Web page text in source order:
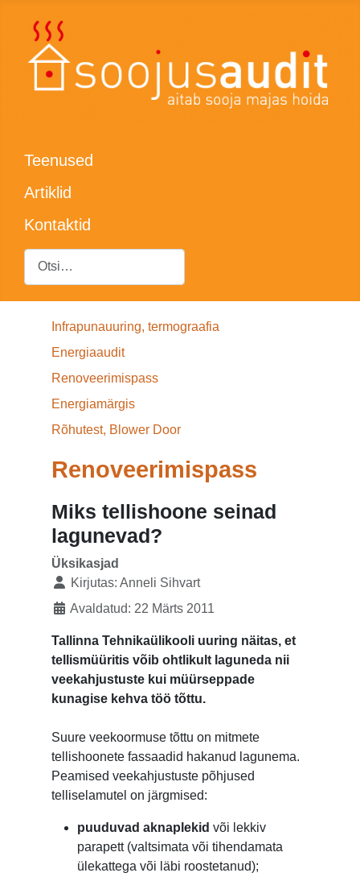
Teenused
Artiklid
Kontaktid
Otsing
Infrapunauuring, termograafia
Energiaaudit
Renoveerimispass
Energiamärgis
Rõhutest, Blower Door
Renoveerimispass
Miks tellishoone seinad
lagunevad?
Üksikasjad
Kirjutas: Anneli Sihvart
Avaldatud: 22 Märts 2011
Tallinna Tehnikaülikooli uuring näitas, et
tellismüüritis võib ohtlikult laguneda nii
veekahjustuste kui müürseppade
kunagise kehva töö tõttu.
Suure veekoormuse tõttu on mitmete
tellishoonete fassaadid hakanud lagunema.
Peamised veekahjustuste põhjused
telliselamutel on järgmised:
puuduvad aknaplekid või lekkiv
parapett (valtsimata või tihendamata
ülekattega või läbi roostetanud);